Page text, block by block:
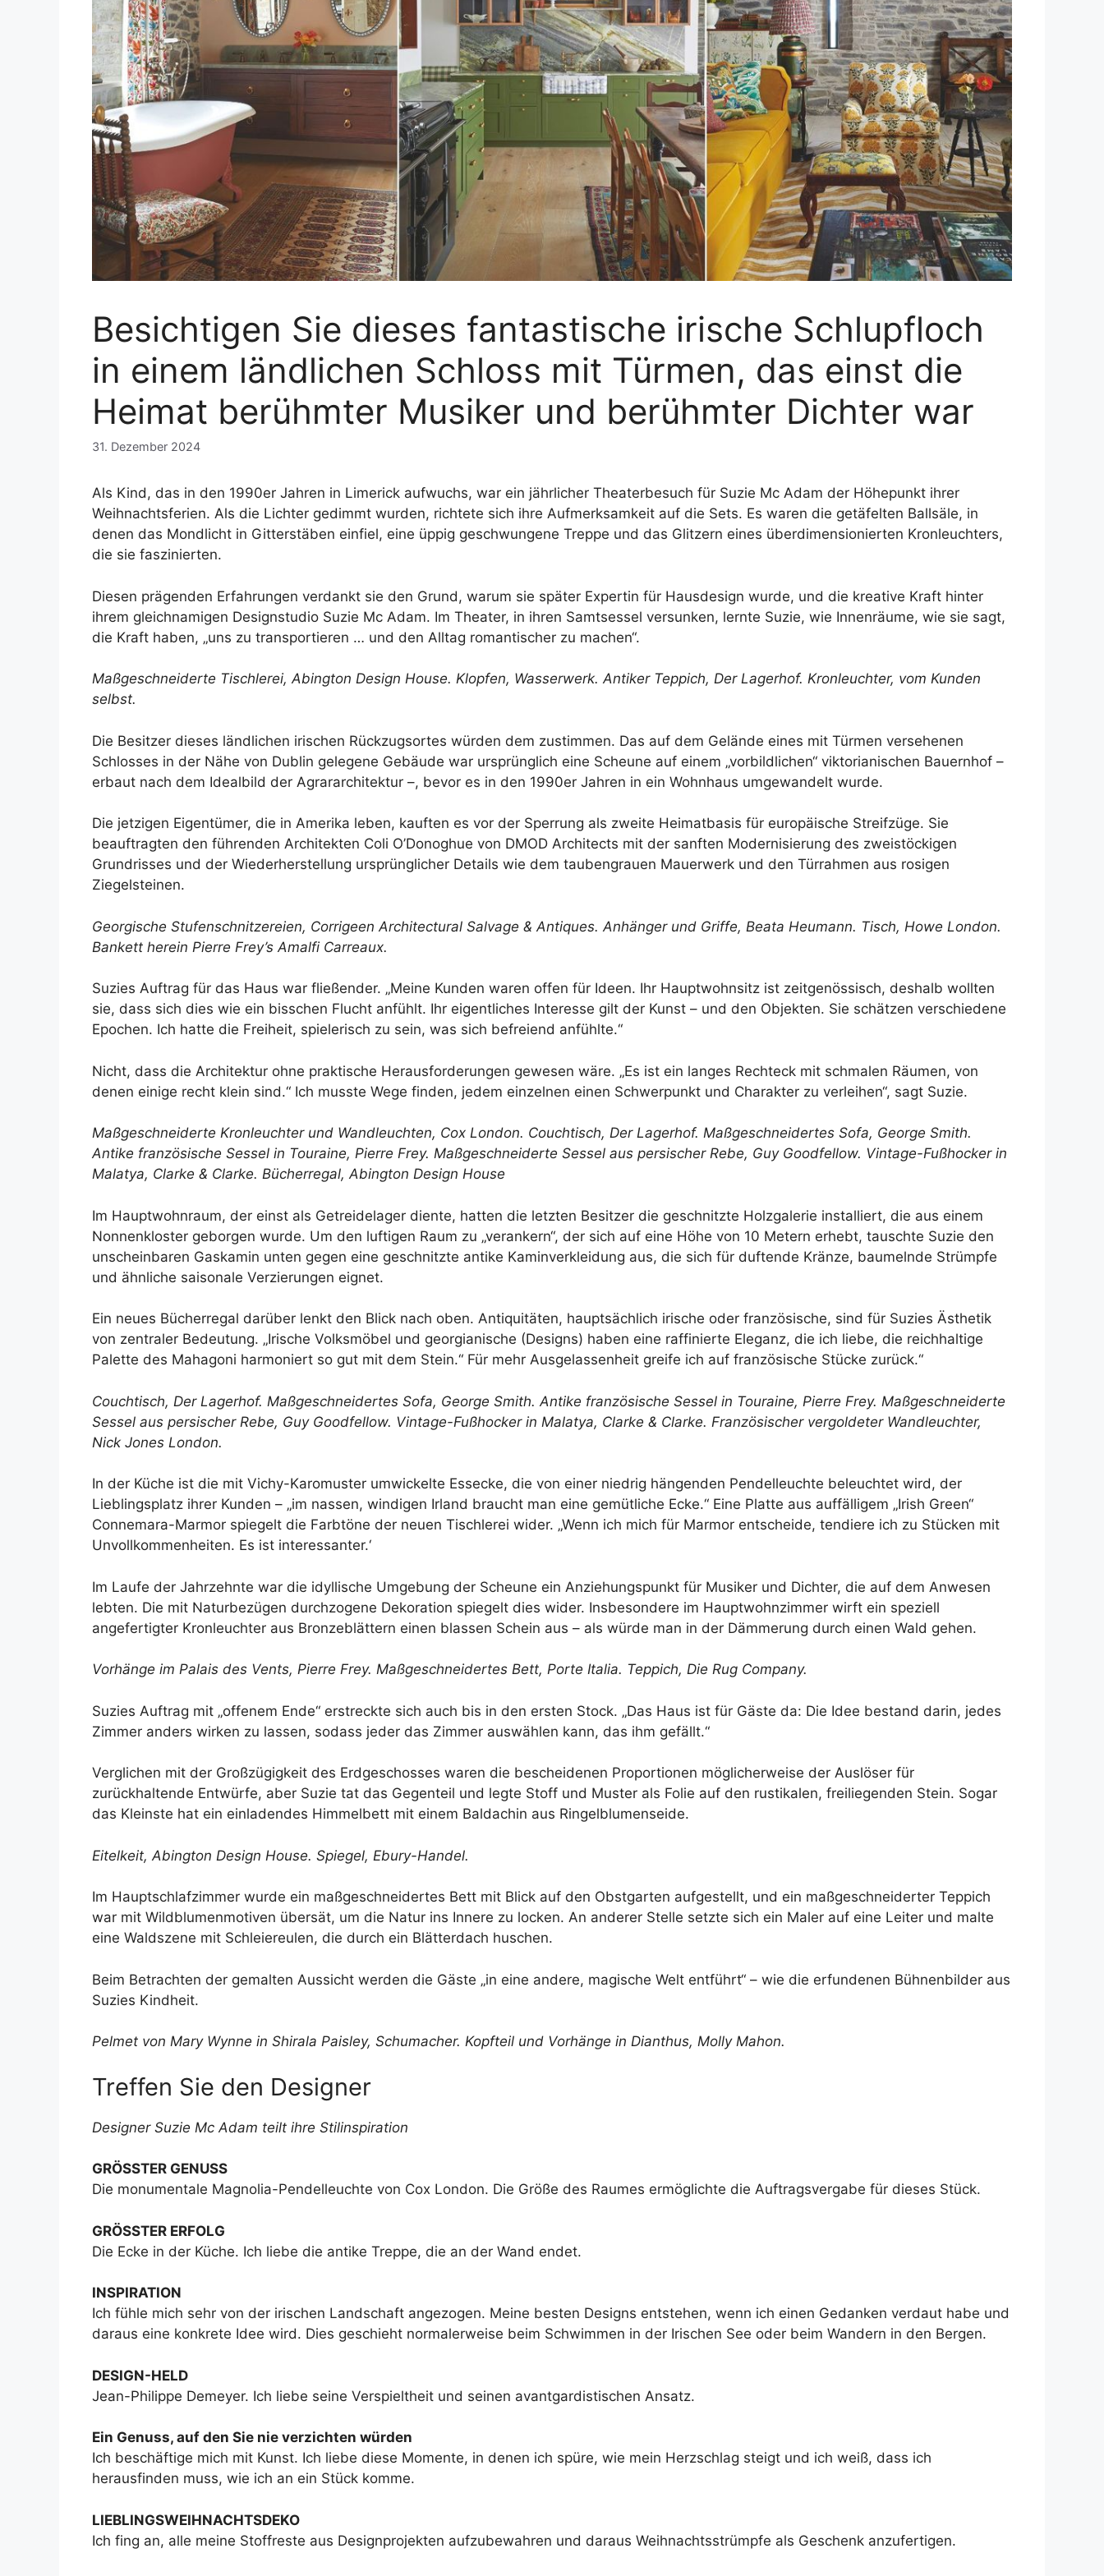
Besichtigen Sie dieses fantastische irische Schlupfloch
in einem ländlichen Schloss mit Türmen, das einst die
Heimat berühmter Musiker und berühmter Dichter war
31. Dezember 2024
Als Kind, das in den 1990er Jahren in Limerick aufwuchs, war ein jährlicher Theaterbesuch für Suzie Mc Adam der Höhepunkt ihrer
Weihnachtsferien. Als die Lichter gedimmt wurden, richtete sich ihre Aufmerksamkeit auf die Sets. Es waren die getäfelten Ballsäle, in
denen das Mondlicht in Gitterstäben einfiel, eine üppig geschwungene Treppe und das Glitzern eines überdimensionierten Kronleuchters,
die sie faszinierten.
Diesen prägenden Erfahrungen verdankt sie den Grund, warum sie später Expertin für Hausdesign wurde, und die kreative Kraft hinter
ihrem gleichnamigen Designstudio Suzie Mc Adam. Im Theater, in ihren Samtsessel versunken, lernte Suzie, wie Innenräume, wie sie sagt,
die Kraft haben, „uns zu transportieren … und den Alltag romantischer zu machen“.
Maßgeschneiderte Tischlerei,Abington Design House. Klopfen, Wasserwerk. Antiker Teppich, Der Lagerhof. Kronleuchter, vom Kunden
selbst.
Die Besitzer dieses ländlichen irischen Rückzugsortes würden dem zustimmen. Das auf dem Gelände eines mit Türmen versehenen
Schlosses in der Nähe von Dublin gelegene Gebäude war ursprünglich eine Scheune auf einem „vorbildlichen“ viktorianischen Bauernhof –
erbaut nach dem Idealbild der Agrararchitektur –, bevor es in den 1990er Jahren in ein Wohnhaus umgewandelt wurde.
Die jetzigen Eigentümer, die in Amerika leben, kauften es vor der Sperrung als zweite Heimatbasis für europäische Streifzüge. Sie
beauftragten den führenden Architekten Coli O’Donoghue von DMOD Architects mit der sanften Modernisierung des zweistöckigen
Grundrisses und der Wiederherstellung ursprünglicher Details wie dem taubengrauen Mauerwerk und den Türrahmen aus rosigen
Ziegelsteinen.
Georgische Stufenschnitzereien, Corrigeen Architectural Salvage & Antiques. Anhänger und Griffe, Beata Heumann. Tisch, Howe London.
Bankett herein Pierre Frey’s Amalfi Carreaux.
Suzies Auftrag für das Haus war fließender. „Meine Kunden waren offen für Ideen. Ihr Hauptwohnsitz ist zeitgenössisch, deshalb wollten
sie, dass sich dies wie ein bisschen Flucht anfühlt. Ihr eigentliches Interesse gilt der Kunst – und den Objekten. Sie schätzen verschiedene
Epochen. Ich hatte die Freiheit, spielerisch zu sein, was sich befreiend anfühlte.“
Nicht, dass die Architektur ohne praktische Herausforderungen gewesen wäre. „Es ist ein langes Rechteck mit schmalen Räumen, von
denen einige recht klein sind.“ Ich musste Wege finden, jedem einzelnen einen Schwerpunkt und Charakter zu verleihen“, sagt Suzie.
Maßgeschneiderte Kronleuchter und Wandleuchten, Cox London. Couchtisch, Der Lagerhof. Maßgeschneidertes Sofa, George Smith.
Antike französische Sessel in Touraine, Pierre Frey. Maßgeschneiderte Sessel aus persischer Rebe, Guy Goodfellow. Vintage-Fußhocker in
Malatya, Clarke & Clarke. Bücherregal,Abington Design House
Im Hauptwohnraum, der einst als Getreidelager diente, hatten die letzten Besitzer die geschnitzte Holzgalerie installiert, die aus einem
Nonnenkloster geborgen wurde. Um den luftigen Raum zu „verankern“, der sich auf eine Höhe von 10 Metern erhebt, tauschte Suzie den
unscheinbaren Gaskamin unten gegen eine geschnitzte antike Kaminverkleidung aus, die sich für duftende Kränze, baumelnde Strümpfe
und ähnliche saisonale Verzierungen eignet.
Ein neues Bücherregal darüber lenkt den Blick nach oben. Antiquitäten, hauptsächlich irische oder französische, sind für Suzies Ästhetik
von zentraler Bedeutung. „Irische Volksmöbel und georgianische (Designs) haben eine raffinierte Eleganz, die ich liebe, die reichhaltige
Palette des Mahagoni harmoniert so gut mit dem Stein.“ Für mehr Ausgelassenheit greife ich auf französische Stücke zurück.“
Couchtisch, Der Lagerhof. Maßgeschneidertes Sofa, George Smith. Antike französische Sessel in Touraine, Pierre Frey. Maßgeschneiderte
Sessel aus persischer Rebe, Guy Goodfellow. Vintage-Fußhocker in Malatya, Clarke & Clarke. Französischer vergoldeter Wandleuchter,
Nick Jones London.
In der Küche ist die mit Vichy-Karomuster umwickelte Essecke, die von einer niedrig hängenden Pendelleuchte beleuchtet wird, der
Lieblingsplatz ihrer Kunden – „im nassen, windigen Irland braucht man eine gemütliche Ecke.“ Eine Platte aus auffälligem „Irish Green“
Connemara-Marmor spiegelt die Farbtöne der neuen Tischlerei wider. „Wenn ich mich für Marmor entscheide, tendiere ich zu Stücken mit
Unvollkommenheiten. Es ist interessanter.‘
Im Laufe der Jahrzehnte war die idyllische Umgebung der Scheune ein Anziehungspunkt für Musiker und Dichter, die auf dem Anwesen
lebten. Die mit Naturbezügen durchzogene Dekoration spiegelt dies wider. Insbesondere im Hauptwohnzimmer wirft ein speziell
angefertigter Kronleuchter aus Bronzeblättern einen blassen Schein aus – als würde man in der Dämmerung durch einen Wald gehen.
Vorhänge im Palais des Vents, Pierre Frey. Maßgeschneidertes Bett, Porte Italia. Teppich, Die Rug Company.
Suzies Auftrag mit „offenem Ende“ erstreckte sich auch bis in den ersten Stock. „Das Haus ist für Gäste da: Die Idee bestand darin, jedes
Zimmer anders wirken zu lassen, sodass jeder das Zimmer auswählen kann, das ihm gefällt.“
Verglichen mit der Großzügigkeit des Erdgeschosses waren die bescheidenen Proportionen möglicherweise der Auslöser für
zurückhaltende Entwürfe, aber Suzie tat das Gegenteil und legte Stoff und Muster als Folie auf den rustikalen, freiliegenden Stein. Sogar
das Kleinste hat ein einladendes Himmelbett mit einem Baldachin aus Ringelblumenseide.
Eitelkeit, Abington Design House. Spiegel, Ebury-Handel.
Im Hauptschlafzimmer wurde ein maßgeschneidertes Bett mit Blick auf den Obstgarten aufgestellt, und ein maßgeschneiderter Teppich
war mit Wildblumenmotiven übersät, um die Natur ins Innere zu locken. An anderer Stelle setzte sich ein Maler auf eine Leiter und malte
eine Waldszene mit Schleiereulen, die durch ein Blätterdach huschen.
Beim Betrachten der gemalten Aussicht werden die Gäste „in eine andere, magische Welt entführt“ – wie die erfundenen Bühnenbilder aus
Suzies Kindheit.
Pelmet von Mary Wynne in Shirala Paisley, Schumacher. Kopfteil und Vorhänge in Dianthus, Molly Mahon.
Treffen Sie den Designer
Designer Suzie Mc Adam teilt ihre Stilinspiration
GRÖSSTER GENUSS
Die monumentale Magnolia-Pendelleuchte von Cox London. Die Größe des Raumes ermöglichte die Auftragsvergabe für dieses Stück.
GRÖSSTER ERFOLG
Die Ecke in der Küche. Ich liebe die antike Treppe, die an der Wand endet.
INSPIRATION
Ich fühle mich sehr von der irischen Landschaft angezogen. Meine besten Designs entstehen, wenn ich einen Gedanken verdaut habe und
daraus eine konkrete Idee wird. Dies geschieht normalerweise beim Schwimmen in der Irischen See oder beim Wandern in den Bergen.
DESIGN-HELD
Jean-Philippe Demeyer. Ich liebe seine Verspieltheit und seinen avantgardistischen Ansatz.
Ein Genuss, auf den Sie nie verzichten würden
Ich beschäftige mich mit Kunst. Ich liebe diese Momente, in denen ich spüre, wie mein Herzschlag steigt und ich weiß, dass ich
herausfinden muss, wie ich an ein Stück komme.
LIEBLINGSWEIHNACHTSDEKO
Ich fing an, alle meine Stoffreste aus Designprojekten aufzubewahren und daraus Weihnachtsstrümpfe als Geschenk anzufertigen.